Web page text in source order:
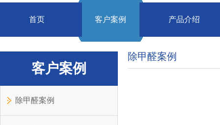
首页 客户案例 产品介绍
客户案例
除甲醛案例
除甲醛案例